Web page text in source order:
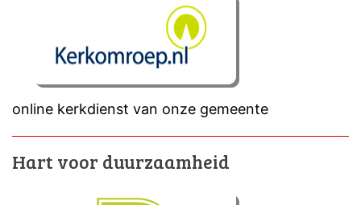
online kerkdienst van onze gemeente
Hart voor duurzaamheid